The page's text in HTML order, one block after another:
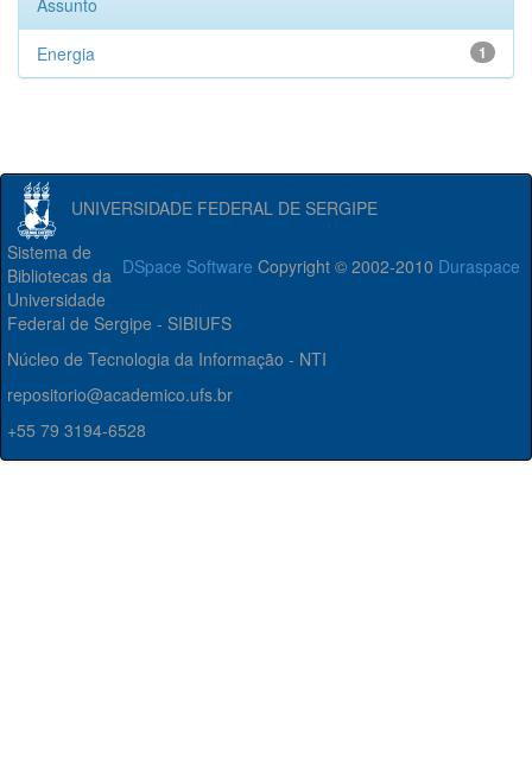
Assunto
1
Energia
UNIVERSIDADE FEDERAL DE SERGIPE
DSpace Software Copyright © 2002-2010 Duraspace
Sistema de
Bibliotecas da
Universidade
Federal de Sergipe - SIBIUFS
Núcleo de Tecnologia da Informação - NTI
repositorio@academico.ufs.br
+55 79 3194-6528